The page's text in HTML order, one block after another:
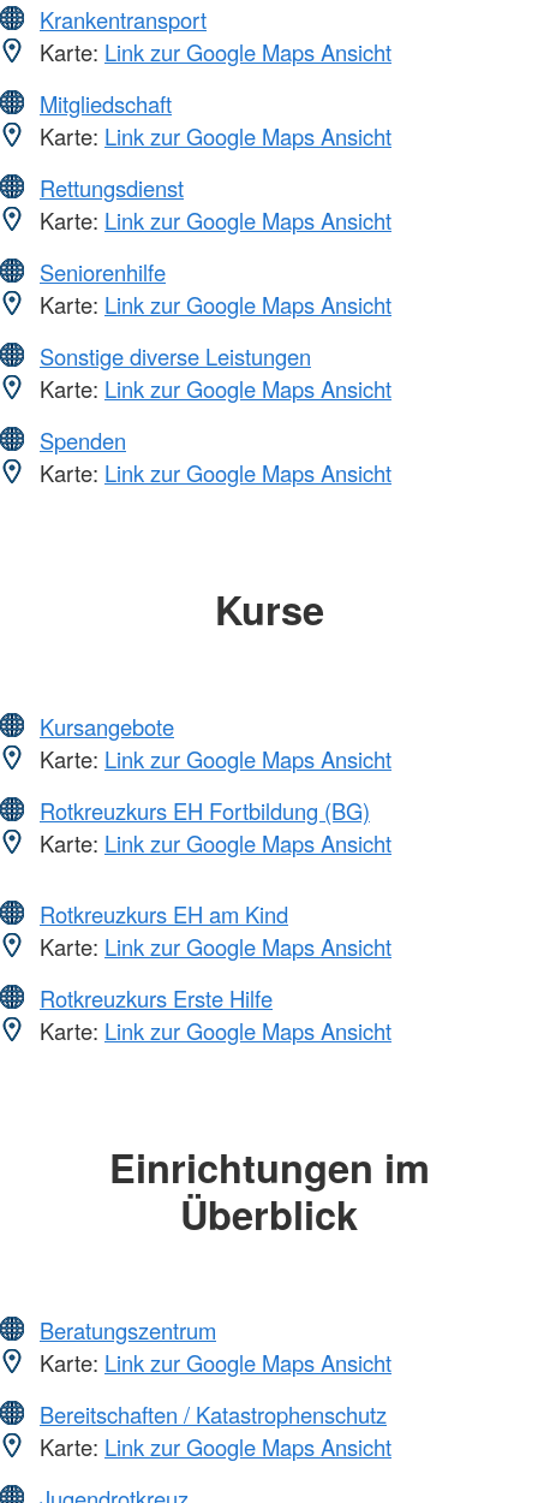
Krankentransport
Karte: Link zur Google Maps Ansicht
Mitgliedschaft
Karte: Link zur Google Maps Ansicht
Rettungsdienst
Karte: Link zur Google Maps Ansicht
Seniorenhilfe
Karte: Link zur Google Maps Ansicht
Sonstige diverse Leistungen
Karte: Link zur Google Maps Ansicht
Spenden
Karte: Link zur Google Maps Ansicht
Kurse
Kursangebote
Karte: Link zur Google Maps Ansicht
Rotkreuzkurs EH Fortbildung (BG)
Karte: Link zur Google Maps Ansicht
Rotkreuzkurs EH am Kind
Karte: Link zur Google Maps Ansicht
Rotkreuzkurs Erste Hilfe
Karte: Link zur Google Maps Ansicht
Einrichtungen im
Überblick
Beratungszentrum
Karte: Link zur Google Maps Ansicht
Bereitschaften / Katastrophenschutz
Karte: Link zur Google Maps Ansicht